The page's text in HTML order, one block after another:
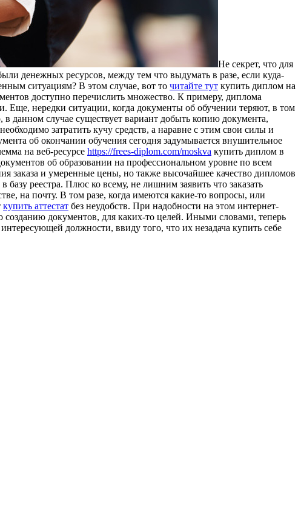
Не секрет, что для
денежных ресурсов, между тем что выдумать в разе, если куда-
ситуациям? В этом случае, вот то читайте тут купить диплом на
доступно перечислить множество. К примеру, диплома
Еще, нередки ситуации, когда документы об обучении теряют, в том
в данном случае существует вариант добыть копию документа,
затратить кучу средств, а наравне с этим свои силы и
об окончании обучения сегодня задумывается внушительное
на веб-ресурсе https://frees-diplom.com/moskva купить диплом в
об образовании на профессиональном уровне по всем
заказа и умеренные цены, но также высочайшее качество дипломов
реестра. Плюс ко всему, не лишним заявить что заказать
на почту. В том разе, когда имеются какие-то вопросы, или
купить аттестат без неудобств. При надобности на этом интернет-
созданию документов, для каких-то целей. Иными словами, теперь
должности, ввиду того, что их незадача купить себе